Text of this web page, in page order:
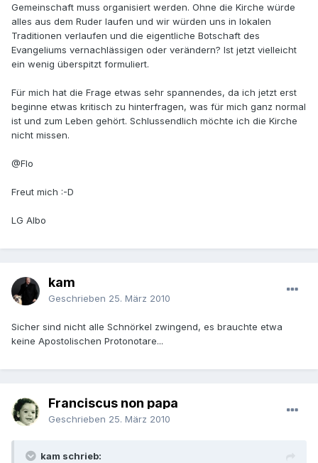
Gemeinschaft muss organisiert werden. Ohne die Kirche würde
alles aus dem Ruder laufen und wir würden uns in lokalen
Traditionen verlaufen und die eigentliche Botschaft des
Evangeliums vernachlässigen oder verändern? Ist jetzt vielleicht
ein wenig überspitzt formuliert.
Für mich hat die Frage etwas sehr spannendes, da ich jetzt erst
beginne etwas kritisch zu hinterfragen, was für mich ganz normal
ist und zum Leben gehört. Schlussendlich möchte ich die Kirche
nicht missen.
@Flo
Freut mich :-D
LG Albo
kam
Geschrieben 25. März 2010
Sicher sind nicht alle Schnörkel zwingend, es brauchte etwa
keine Apostolischen Protonotare...
Franciscus non papa
Geschrieben 25. März 2010
kam schrieb: